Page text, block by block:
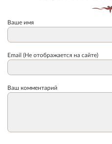
Ваше имя
Email (Не отображается на сайте)
Ваш комментарий